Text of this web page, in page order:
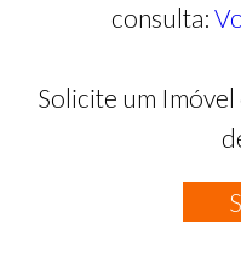
consulta:
Solicite um